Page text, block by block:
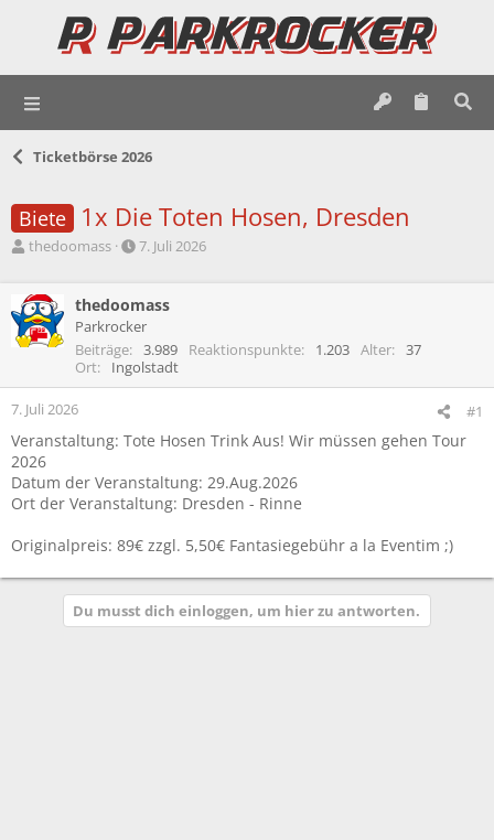
Ticketbörse 2026
Biete 1x Die Toten Hosen, Dresden
E
t
e
l
e
r
thedoomass
E
t
e
l
t
7. Juli 2026
thedoomass
Parkrocker
Beiträge
3.989 Reaktionspunkte 1.203 Alter
37
Ort
Ingolstadt
7. Juli 2026 #1
Veranstaltung: Tote Hosen Trink Aus! Wir müssen gehen Tour
2026
Datum der Veranstaltung: 29.Aug.2026
Ort der Veranstaltung: Dresden - Rinne
Originalpreis: 89€ zzgl. 5,50€ Fantasiegebühr a la Eventim ;)
Du musst dich einloggen, um hier zu antworten.